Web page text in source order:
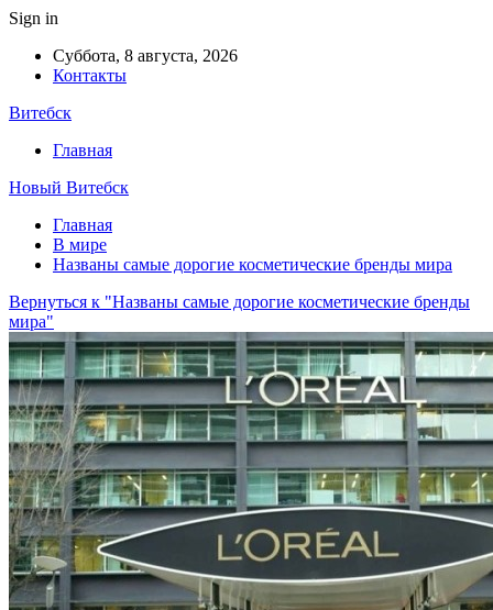
Sign in
Суббота, 8 августа, 2026
Контакты
Витебск
Главная
Новый Витебск
Главная
В мире
Названы самые дорогие косметические бренды мира
Вернуться к "Названы самые дорогие косметические бренды
мира"